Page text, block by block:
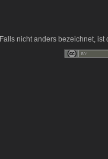
Falls nicht anders bezeichnet,